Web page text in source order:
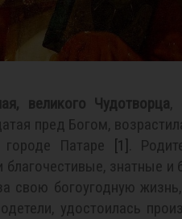
великого Чудотворца,
пред Богом,
Патаре
[1]
.
знатные и
свою богоугодную
удостоилась